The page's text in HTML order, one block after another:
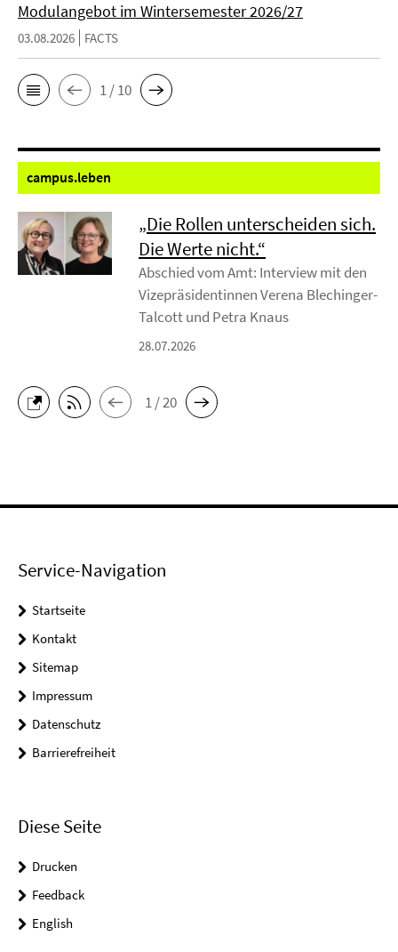
Modulangebot im Wintersemester 2026/27
03.08.2026 FACTS
1 / 10
campus.leben
„Die Rollen unterscheiden sich.
Die Werte nicht.“
Abschied vom Amt: Interview mit den
Vizepräsidentinnen Verena Blechinger-
Talcott und Petra Knaus
28.07.2026
1 / 20
Service-Navigation
Startseite
Kontakt
Sitemap
Impressum
Datenschutz
Barrierefreiheit
Diese Seite
Drucken
Feedback
English